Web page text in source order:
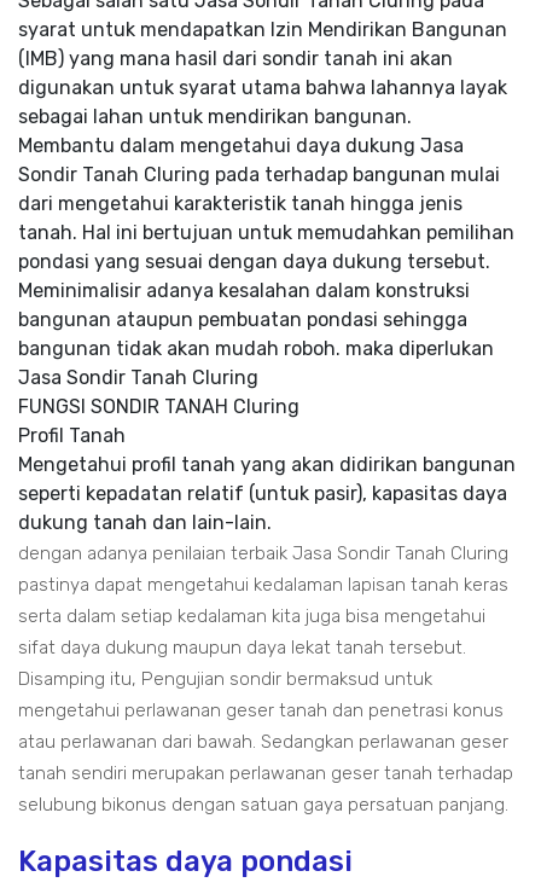
syarat untuk mendapatkan Izin Mendirikan Bangunan
(IMB) yang mana hasil dari sondir tanah ini akan
digunakan untuk syarat utama bahwa lahannya layak
sebagai lahan untuk mendirikan bangunan.
Membantu dalam mengetahui daya dukung Jasa
Sondir Tanah Cluring pada terhadap bangunan mulai
dari mengetahui karakteristik tanah hingga jenis
tanah. Hal ini bertujuan untuk memudahkan pemilihan
pondasi yang sesuai dengan daya dukung tersebut.
Meminimalisir adanya kesalahan dalam konstruksi
bangunan ataupun pembuatan pondasi sehingga
bangunan tidak akan mudah roboh. maka diperlukan
Jasa Sondir Tanah Cluring
FUNGSI SONDIR TANAH Cluring
Profil Tanah
Mengetahui profil tanah yang akan didirikan bangunan
seperti kepadatan relatif (untuk pasir), kapasitas daya
dukung tanah dan lain-lain.
dengan adanya penilaian terbaik Jasa Sondir Tanah Cluring
pastinya dapat mengetahui kedalaman lapisan tanah keras
serta dalam setiap kedalaman kita juga bisa mengetahui
sifat daya dukung maupun daya lekat tanah tersebut.
Disamping itu, Pengujian sondir bermaksud untuk
mengetahui perlawanan geser tanah dan penetrasi konus
atau perlawanan dari bawah. Sedangkan perlawanan geser
tanah sendiri merupakan perlawanan geser tanah terhadap
selubung bikonus dengan satuan gaya persatuan panjang.
Kapasitas daya pondasi